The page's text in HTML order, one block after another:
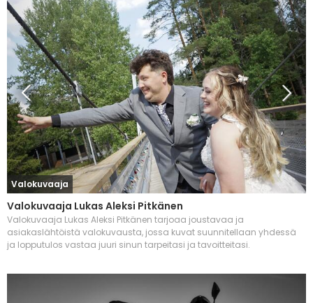
Valokuvaaja
Valokuvaaja Lukas Aleksi Pitkänen
Valokuvaaja Lukas Aleksi Pitkänen tarjoaa joustavaa ja
asiakaslähtöistä valokuvausta, jossa kuvat suunnitellaan yhdessä
ja lopputulos vastaa juuri sinun tarpeitasi ja tavoitteitasi.